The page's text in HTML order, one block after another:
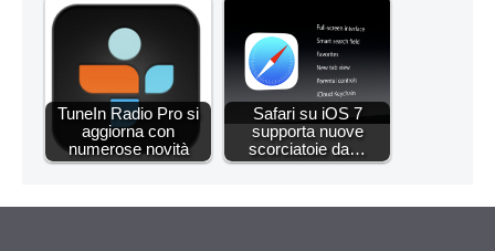
TuneIn Radio Pro si
aggiorna con
numerose novità
Safari su iOS 7
supporta nuove
scorciatoie da…